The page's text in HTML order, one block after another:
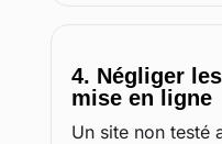
4. Négliger
mise en ligne
Un site non testé